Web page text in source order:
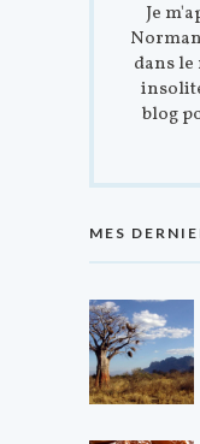
Je
dans
blog
MES